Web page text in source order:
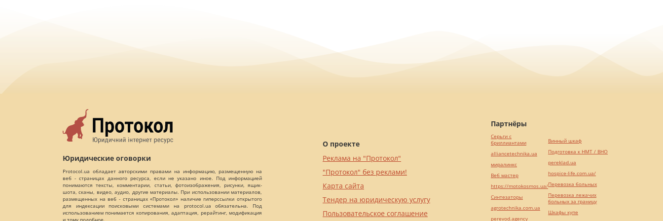
Юридические оговорки
Protocol.ua обладает авторскими правами на информацию, размещенную на
веб - страницах данного ресурса, если не указано иное. Под информацией
понимаются тексты, комментарии, статьи, фотоизображения, рисунки, ящик-
шота, сканы, видео, аудио, другие материалы. При использовании материалов,
размещенных на веб - страницах «Протокол» наличие гиперссылки открытого
для индексации поисковыми системами на protocol.ua обязательна. Под
использованием понимается копирования, адаптация, рерайтинг, модификация
и тому подобное.
О проекте
Реклама на "Протокол"
"Протокол" без реклами!
Карта сайта
Тендер на юридическую услугу
Пользовательское соглашение
Партнёры
Серьги с
бриллиантами
alliancetechnika.ua
миралинкс
Веб мастер
https://motokosmos.ua/
Синтезаторы
agrotechnika.com.ua
perevod.agency
Винный шкаф
Подготовка к НМТ / ВНО
pereklad.ua
hospice-life.com.ua/
Перевозка больных
Перевозка лежачих
больных за границу
Шкафы купе